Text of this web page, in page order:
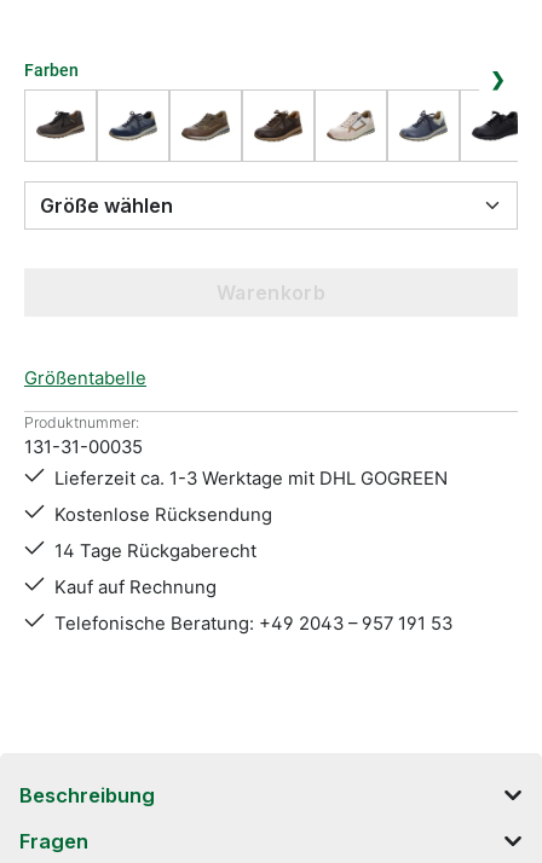
Farben ❯
Größe wählen
Warenkorb
Größentabelle
Produktnummer:
131-31-00035
Lieferzeit ca. 1-3 Werktage mit DHL GOGREEN
Kostenlose Rücksendung
14 Tage Rückgaberecht
Kauf auf Rechnung
Telefonische Beratung: +49 2043 – 957 191 53
Beschreibung
Fragen